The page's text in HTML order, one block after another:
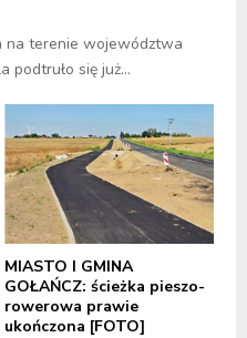
na terenie województwa
się już...
MIASTO I GMINA
GOŁAŃCZ: ścieżka pieszo-
rowerowa prawie
ukończona [FOTO]